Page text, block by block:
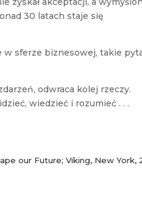
30 latach staje się
w sferze biznesowej, takie
odwraca kolej rzeczy.
wiedzieć i rozumieć . . .
our Future; Viking, New York,